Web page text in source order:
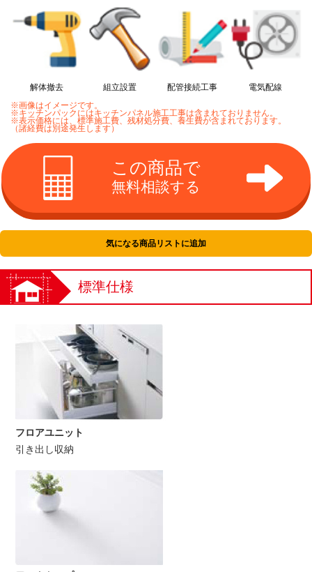
解体撤去 組立設置 配管接続工事
電気配線
※画像はイメージです。
※キッチンパックにはキッチンパネル施工工事は含まれておりません。
※表示価格には、標準施工費、残材処分費、養生費が含まれております。
（諸経費は別途発生します）
この商品で
無料相談する
気になる商品リストに追加
標準仕様
フロアユニット
引き出し収納